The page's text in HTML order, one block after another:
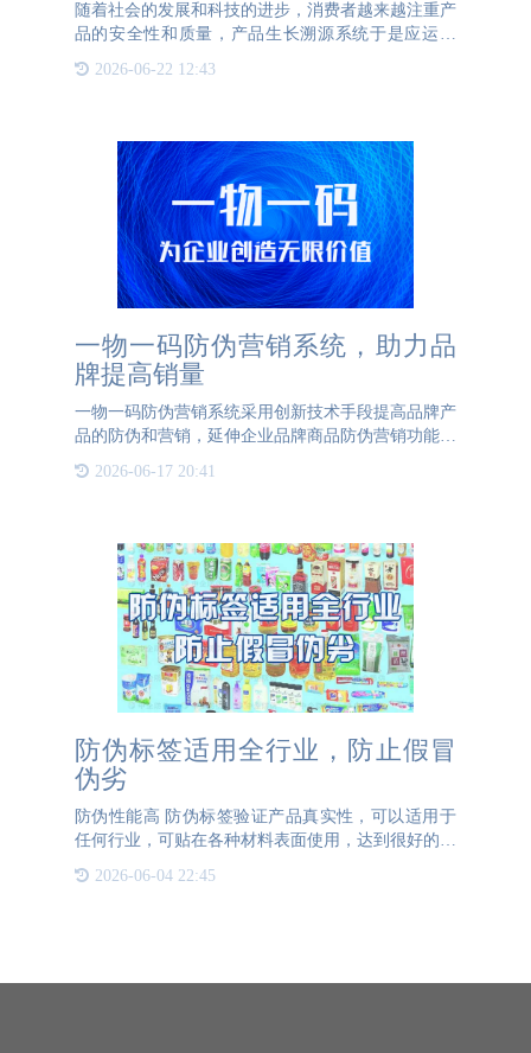
随着社会的发展和科技的进步，消费者越来越注重产
品的安全性和质量，产品生长溯源系统于是应运而
生。生长溯源系统是指在产品包装上印制二维码，并
通过扫描二维码获取产品信息的方式实现对产品的追
2026-06-22 12:43
一物一码防伪营销系统，助力品
牌提高销量
一物一码防伪营销系统采用创新技术手段提高品牌产
品的防伪和营销，延伸企业品牌商品防伪营销功能的
码防伪营销系统连接品牌与消费者，实现一对一互
2026-06-17 20:41
防伪标签适用全行业，防止假冒
伪劣
防伪性能高 防伪标签验证产品真实性，可以适用于
任何行业，可贴在各种材料表面使用，达到很好的防
对企业，防止标签被假冒，实现产品对品牌的保护。
2026-06-04 22:45